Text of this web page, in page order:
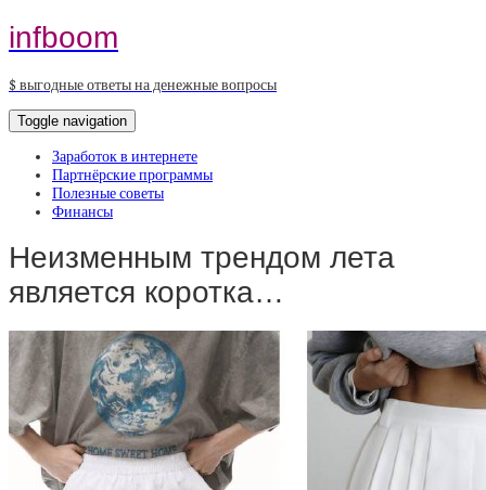
infboom
$ выгодные ответы на денежные вопросы
Toggle navigation
Заработок в интернете
Партнёрские программы
Полезные советы
Финансы
Неизменным трендом лета
является коротка…